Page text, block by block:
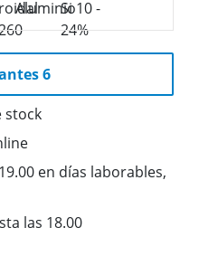
6
stock
en días laborables,
las 18.00